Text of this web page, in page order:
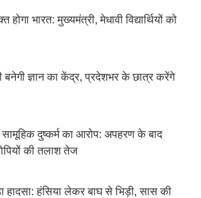
भारत: मुख्यमंत्री, मेधावी विद्यार्थियों को
बनेगी ज्ञान का केंद्र, प्रदेशभर के छात्र करेंगे
दुष्कर्म का आरोप: अपहरण के बाद
की तलाश तेज
हादसा: हंसिया लेकर बाघ से भिड़ी, सास की